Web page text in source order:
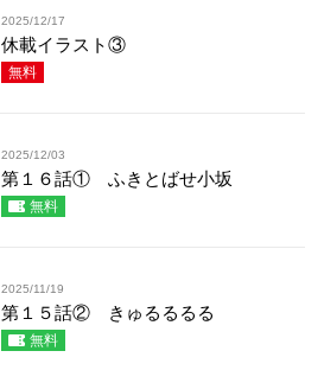
2025/12/17
休載イラスト③
無料
2025/12/03
第１６話① ふきとばせ小坂
無料
2025/11/19
第１５話② きゅるるるる
無料